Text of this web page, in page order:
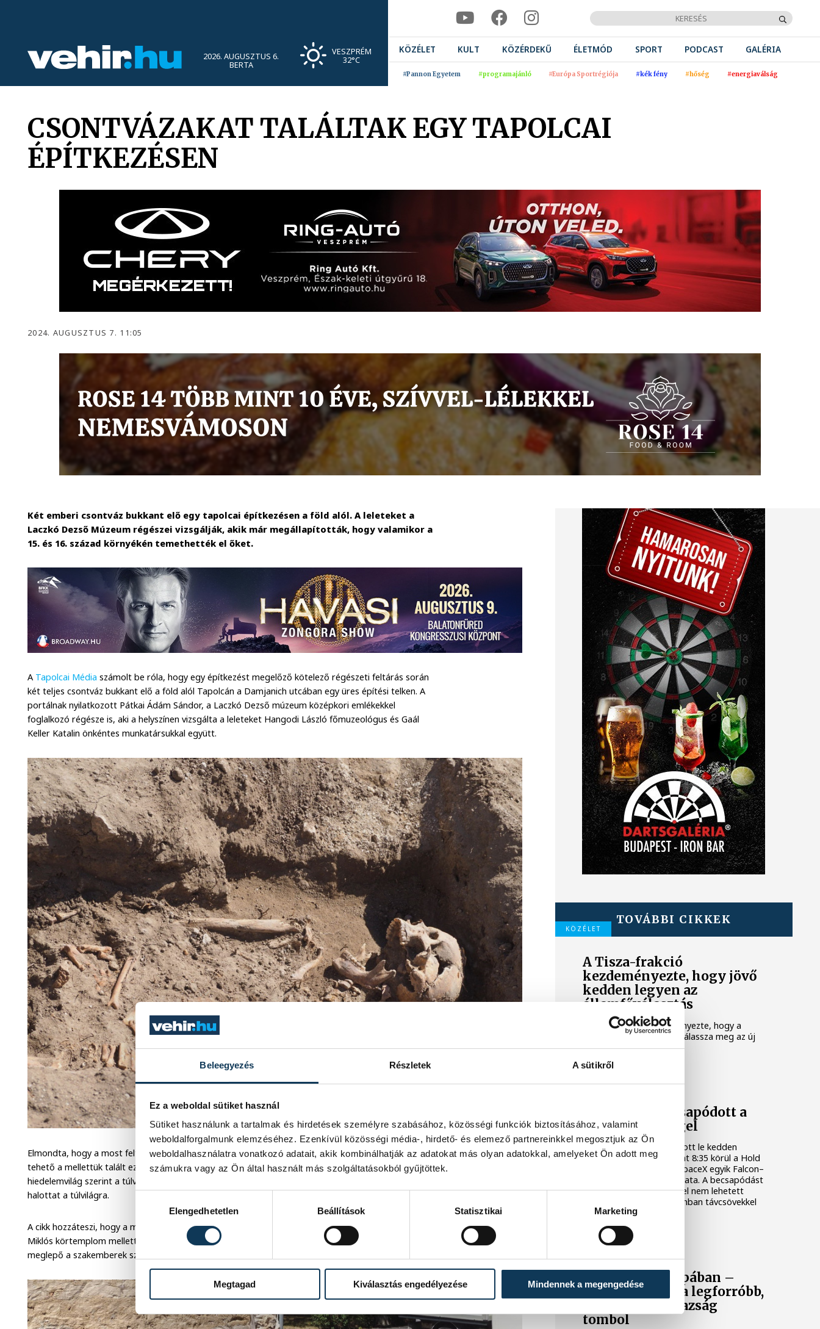
Beleegyezés Részletek A sütikről
Ez a weboldal sütiket használ
Sütiket használunk a tartalmak és hirdetések személyre szabásához, közösségi funkciók biztosításához, valamint
weboldalforgalmunk elemzéséhez. Ezenkívül közösségi média-, hirdető- és elemező partnereinkkel megosztjuk az Ön
weboldalhasználatra vonatkozó adatait, akik kombinálhatják az adatokat más olyan adatokkal, amelyeket Ön adott meg
számukra vagy az Ön által használt más szolgáltatásokból gyűjtöttek.
Elengedhetetlen
Beállítások Statisztikai Marketing
Megtagad Kiválasztás engedélyezése Mindennek a megengedése
2026. AUGUSZTUS 6.
BERTA
VESZPRÉM
32°C
KÖZÉLET KULT KÖZÉRDEKŰ ÉLETMÓD SPORT PODCAST GALÉRIA
#Pannon Egyetem #programajánló #Európa Sportrégiója #kék fény #hőség #energiaválság
CSONTVÁZAKAT TALÁLTAK EGY TAPOLCAI
ÉPÍTKEZÉSEN
2024. AUGUSZTUS 7. 11:05
Két emberi csontváz bukkant elő egy tapolcai építkezésen a föld alól. A leleteket a
Laczkó Dezső Múzeum régészei vizsgálják, akik már megállapították, hogy valamikor a
15. és 16. század környékén temethették el őket.
A Tapolcai Média számolt be róla, hogy egy építkezést megelőző kötelező régészeti feltárás során
két teljes csontváz bukkant elő a föld alól Tapolcán a Damjanich utcában egy üres építési telken. A
portálnak nyilatkozott Pátkai Ádám Sándor, a Laczkó Dezső múzeum középkori emlékekkel
foglalkozó régésze is, aki a helyszínen vizsgálta a leleteket Hangodi László főmuzeológus és Gaál
Keller Katalin önkéntes munkatársukkal együtt.
Elmondta, hogy a most feltárt, vélhetően férfi emberi maradványok kora a 15. és 16. századokra
tehető a mellettük talált ezüst és ezüstözött pénzérmék alapján, mivel ezek a pénzek a korabeli
hiedelemvilág szerint a túlvilág révészének jártak, akinek fizetni kellett azért, hogy átsegítse a
halottat a túlvilágra.
A cikk hozzáteszi, hogy a most feltárt csontok Tapolca elpusztult középkori temploma, a Szent
Miklós körtemplom melletti hajdani temető területén kerültek elő, felbukkanásuk tehát nem volt
meglepő a szakemberek számára.
TOVÁBBI CIKKEK
KÖZÉLET
A Tisza-frakció
kezdeményezte, hogy jövő
kedden legyen az
államfőválasztás
A Tisza-frakció kezdeményezte, hogy a
parlament jövő kedden válassza meg az új
köztársasági elnököt.
Valami óriási csapódott a
Holdba ma reggel
Rendhagyó esemény zajlott le kedden
reggel. Magyar idő szerint 8:35 körül a Hold
felszínébe csapódott a SpaceX egyik Falcon–
9 rakétájának felső fokozata. A becsapódást
a Földről szabad szemmel nem lehetett
látni, a szakemberek azonban távcsövekkel
figyelték az eseményt.
KÖZÉLET
Rekordok Európában –
Magyarország a legforróbb,
Angliában szárazság
tombol